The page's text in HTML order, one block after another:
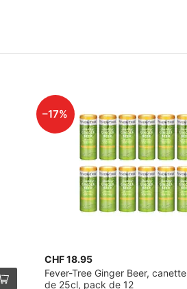
–17%
CHF 18.95
Fever-Tree Ginger Beer, canette
de 25cl, pack de 12